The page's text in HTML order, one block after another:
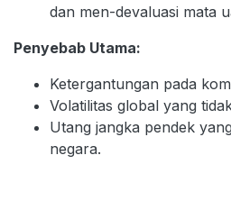
dan men-devaluasi mata
Penyebab Utama:
Ketergantungan pada
Volatilitas global yang
Utang jangka pendek
negara.